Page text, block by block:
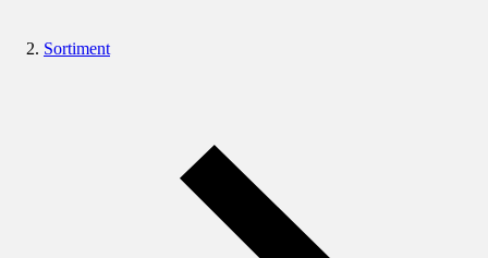
Sortiment